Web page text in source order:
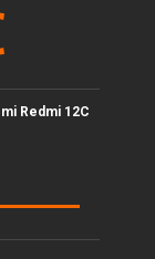
Redmi 12C